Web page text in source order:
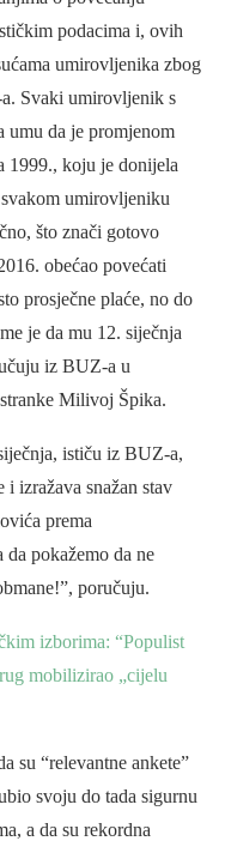
podacima i, ovih
umirovljenika zbog
Svaki umirovljenik s
umu da je promjenom
1999., koju je donijela
umirovljeniku
što znači gotovo
obećao povećati
prosječne plaće, no do
je da mu 12. siječnja
iz BUZ-a u
Milivoj Špika.
ističu iz BUZ-a,
i izražava snažan stav
prema
pokažemo da ne
poručuju.
izborima: “Populist
mobilizirao „cijelu
su “relevantne ankete”
svoju do tada sigurnu
a da su rekordna